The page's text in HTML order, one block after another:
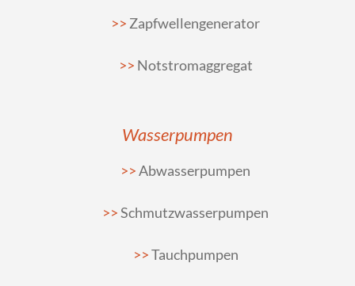
Zapfwellengenerator
Notstromaggregat
Wasserpumpen
Abwasserpumpen
Schmutzwasserpumpen
Tauchpumpen